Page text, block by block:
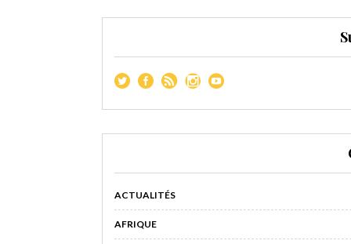
ACTUALITÉS
AFRIQUE